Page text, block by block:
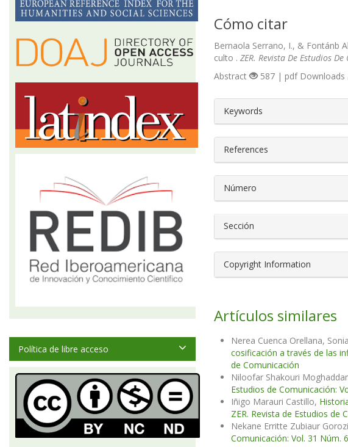
Cómo citar
Bernaola Serrano, I., & Fontánb
culto . ZER. Revista De Estudios
Abstract 587 | pdf Downloads
Keywords
References
Número
Sección
Copyright Information
Artículos similares
Nerea Cuenca Orellana,
cosificación a través de las
de Comunicación
Niloofar Shakouri
Estudios de Comunicación:
Iñigo Marauri Castillo,
ZER. Revista de Estudios de
Nekane Erritte Zubiaur
Comunicación: Vol. 31 Núm.
Política de libre acceso